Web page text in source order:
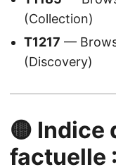
(Collection)
T1217 —
(Discovery)
🟡 Indice
factuelle